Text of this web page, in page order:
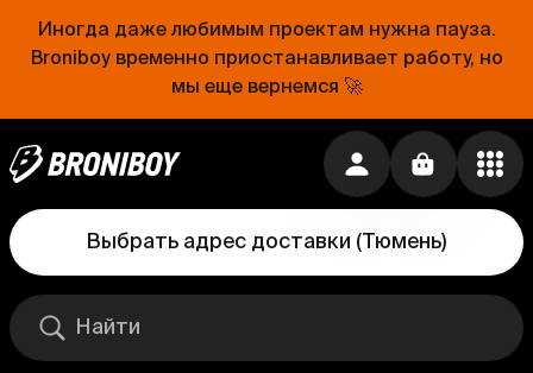
Иногда даже любимым проектам нужна пауза.
Broniboy временно приостанавливает работу, но
мы еще вернемся 🚀
Выбрать адрес доставки (Тюмень)